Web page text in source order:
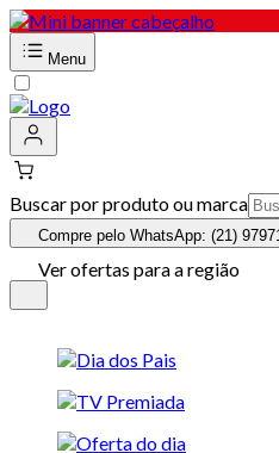
Menu
Buscar por produto ou marca
Compre pelo WhatsApp: (21)
Ver ofertas para a região